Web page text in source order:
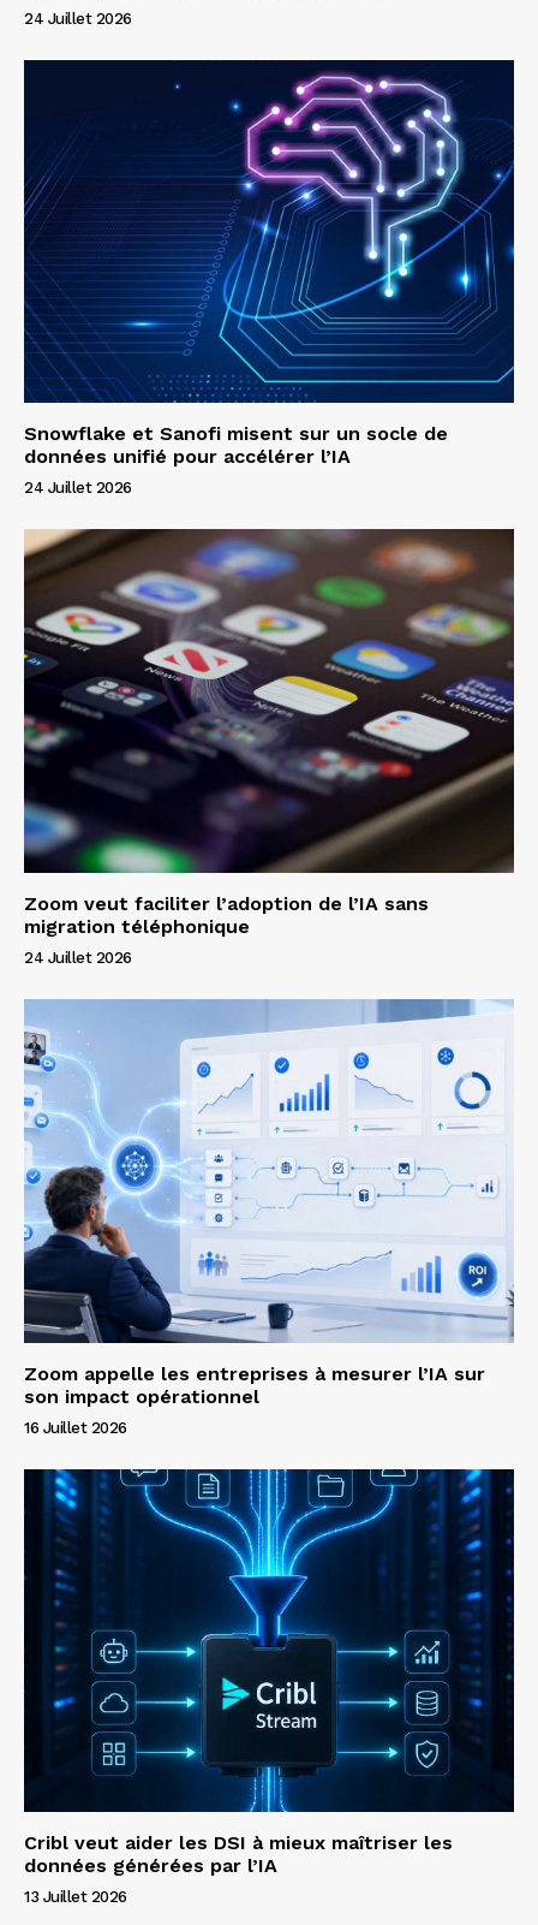
24 Juillet 2026
Snowflake et Sanofi misent sur un socle de
données unifié pour accélérer l’IA
24 Juillet 2026
Zoom veut faciliter l’adoption de l’IA sans
migration téléphonique
24 Juillet 2026
Zoom appelle les entreprises à mesurer l’IA sur
son impact opérationnel
16 Juillet 2026
Cribl veut aider les DSI à mieux maîtriser les
données générées par l’IA
13 Juillet 2026